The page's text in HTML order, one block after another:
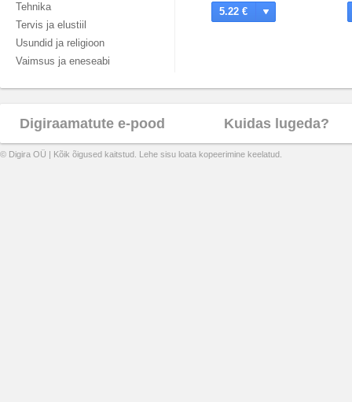
Tehnika
Tervis ja elustiil
Usundid ja religioon
Vaimsus ja eneseabi
5.22 €
Digiraamatute e-pood Kuidas lugeda?
© Digira OÜ | Kõik õigused kaitstud. Lehe sisu loata kopeerimine keelatud.